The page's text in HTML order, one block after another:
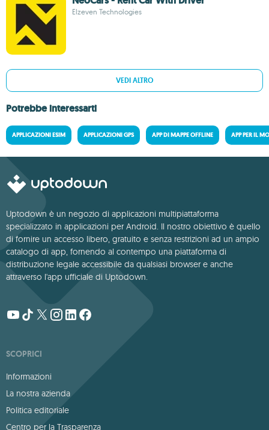
Elzeven Technologies
VEDI ALTRO
Potrebbe interessarti
APPLICAZIONI ESIM APPLICAZIONI GPS APP DI MAPPE OFFLINE APP PER IL
Uptodown è un negozio di applicazioni multipiattaforma
specializzato in applicazioni per Android. Il nostro obiettivo è quello
di fornire un accesso libero, gratuito e senza restrizioni ad un ampio
catalogo di app, fornendo al contempo una piattaforma di
distribuzione legale accessibile da qualsiasi browser e anche
attraverso l'app ufficiale di Uptodown.
SCOPRICI
Informazioni
La nostra azienda
Politica editoriale
Centro per la Trasparenza